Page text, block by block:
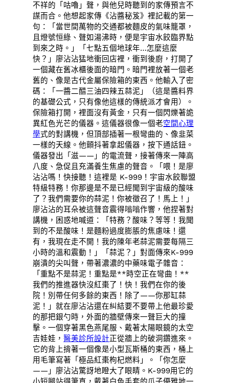
不祥的「咕嚕」聲，與他兒時聽到的家傳預言不
謀而合。他想起家傳《沾醬秘笈》裡記載的第一
句：「當世間萬物的交通都被麵皮的氣味籠罩，
且燈號恒綠、聲如湯沸時，便是宇宙水餃臨界點
到來之時。」「七點五個地球年…怎麼這麼
快？」廖沾沾猛地衝回店裡，衝到後廚，打開了
一個藏在舊冰櫃後面的暗門。暗門裡放著一個老
舊的、像是古代金屬保險箱的東西。他輸入了密
碼：「一醬二醋三油四辣五蒜泥」（這是醬料界
的基礎公式，只有像他這樣的傳統派才會用）。
保險箱打開，裡面沒有黃金，只有一個閃爍著詭
異紅色光芒的儀器。這儀器很像一個老空間心理
學式的對講機，但頂部插著一根彎曲的、像韭菜
一樣的天線。他顫抖著拿起儀器，按下通話鈕。
儀器發出「滋——」的電流聲，接著傳來一陣高
八度、急促且充滿養生焦慮的聲音。「喂！是廖
沾沾嗎！快接聽！這裡是 K-999！宇宙水餃聯盟
特級特務！你那邊是不是已經聞到宇宙級的酸味
了？我們需要你的蒜泥！你被徵召了！馬上！」
廖沾沾的耳朵被這聲音震得嗡嗡作響，他捏著對
講機，困惑地喊道：「特務？酸味？等等！我聞
到的不是酸味！是麵粉過度膨脹的焦慮味！還
有，我現在走不開！我的陳年老蒜泥需要每隔三
小時的溫和震動！」「蒜泥？」對面傳來K-999
崩潰的尖叫聲，帶著濃濃的中藥味電子雜音：
「重點不是蒜泥！重點是**時空正在彎曲！**
我們的推進器快沒紅棗了！快！我們在你的後
院！別帶任何多餘的東西！除了——你那缸蒜
泥！」就在廖沾沾還在糾結要不要帶上他最珍愛
的那把銀勺時，外面的牆壁傳來一聲巨大的撞
擊。一個穿著黑色燕尾服、戴著太陽眼鏡的太空
吉娃娃，醫美診所設計正從牆上的破洞鑽進來。
它的背上揹著一個像是小型瓦斯桶的東西，桶上
用毛筆寫著「極品紅棗枸杞燃料」。「你怎麼
——」廖沾沾驚訝地瞪大了眼睛。K-999用它的